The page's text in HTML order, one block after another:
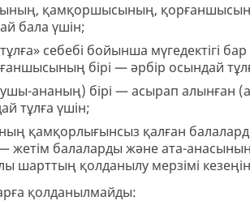
қамқоршысының,
бала үшін;
себебі бойынша мүгедектігі
бірі — әрбір осындай
ананың) бірі — асырап алынған
тұлға үшін;
қамқорлығынсыз қалған
жетім балаларды және ата-
шарттың қолданылу мерзімі
қолданылмайды: